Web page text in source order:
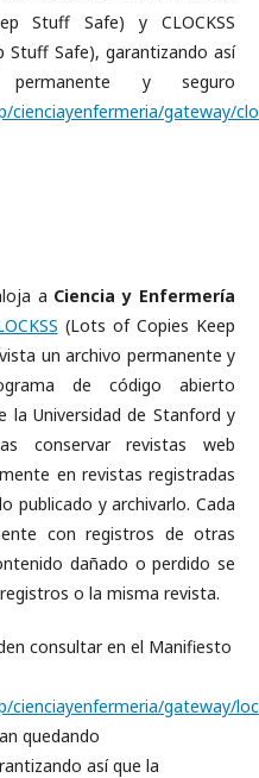
Stuff Safe) y CLOCKSS
Stuff Safe), garantizando así
y seguro
cienciayenfermeria/gateway/
a Ciencia y Enfermería
(Lots of Copies Keep
un archivo permanente y
de código abierto
la Universidad de Stanford y
conservar revistas web
en revistas registradas
publicado y archivarlo. Cada
con registros de otras
dañado o perdido se
o la misma revista.
consultar en el Manifiesto
cienciayenfermeria/gateway/
quedando
así que la